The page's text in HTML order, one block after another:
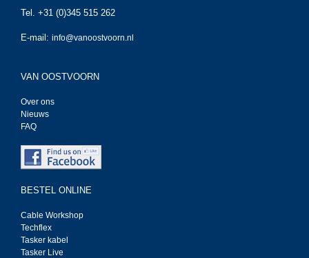
Tel. +31 (0)345 515 262
E-mail: info@vanoostvoorn.nl
VAN OOSTVOORN
Over ons
Nieuws
FAQ
BESTEL ONLINE
Cable Workshop
Techflex
Tasker kabel
Tasker Live